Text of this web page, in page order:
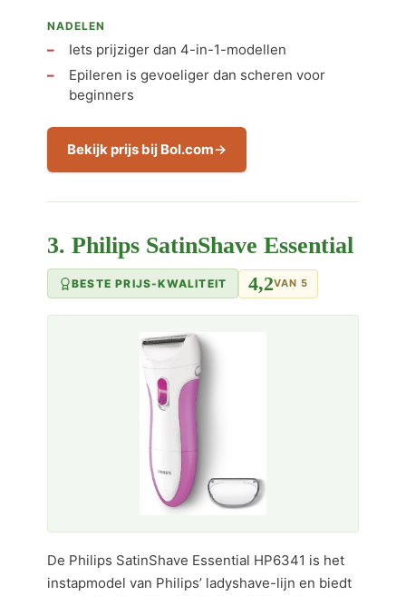
NADELEN
Iets prijziger dan 4-in-1-modellen
Epileren is gevoeliger dan scheren voor
beginners
Bekijk prijs bij Bol.com
3. Philips SatinShave Essential
BESTE PRIJS-KWALITEIT 4,2VAN 5
De Philips SatinShave Essential HP6341 is het
instapmodel van Philips’ ladyshave-lijn en biedt